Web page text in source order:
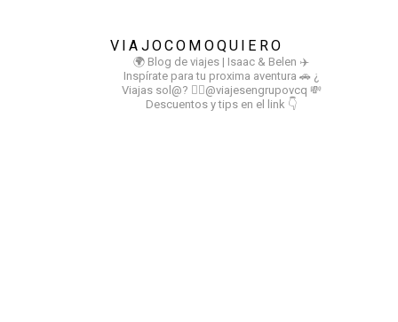
VIAJOCOMOQUIERO
🌍 Blog de viajes | Isaac & Belen ✈️
Inspírate para tu proxima aventura 🚗 ¿
Viajas sol@? 👉🏻@viajesengrupovcq 💸
Descuentos y tips en el link 👇